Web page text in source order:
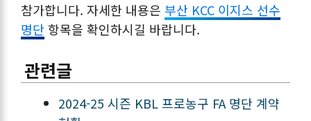
참가합니다. 자세한 내용은 부산 KCC 이지스 선수
명단 항목을 확인하시길 바랍니다.
관련글
2024-25 시즌 KBL 프로농구 FA 명단 계약